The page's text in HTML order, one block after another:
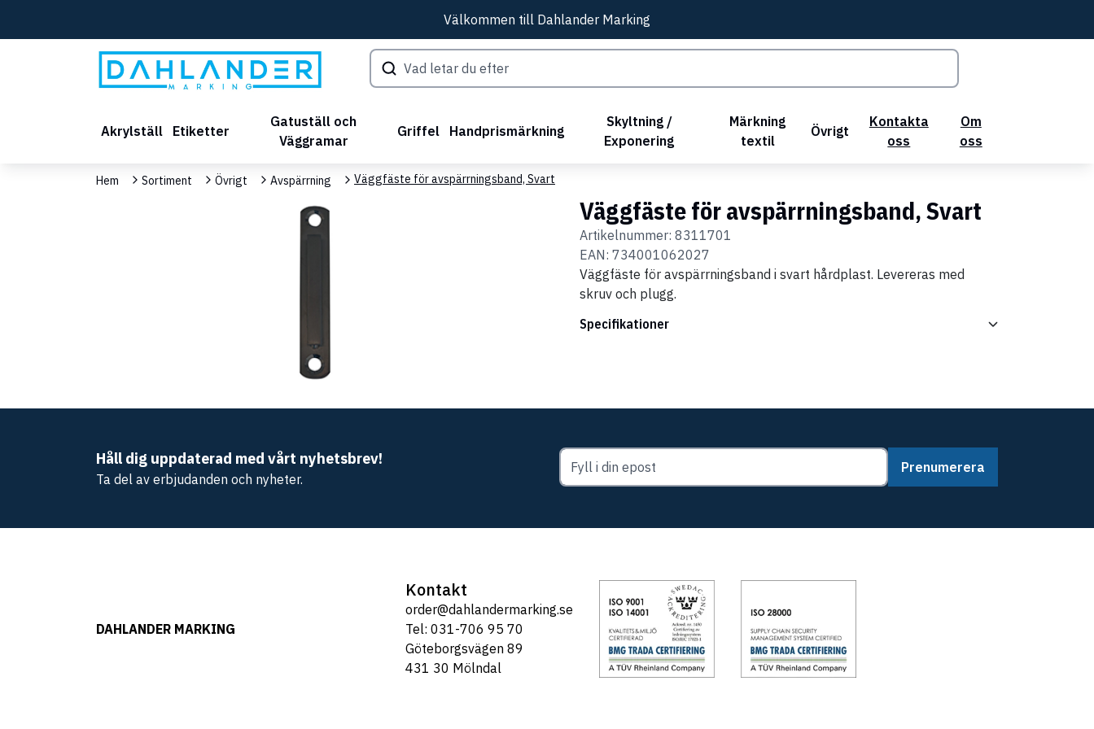
Välkommen till Dahlander Marking
Akrylställ Etiketter
Gatuställ och
Väggramar
Griffel Handprismärkning
Skyltning /
Exponering
Märkning
textil
Övrigt
Kontakta
oss
Om
oss
Hem Sortiment Övrigt Avspärrning Väggfäste för avspärrningsband, Svart
Väggfäste för avspärrningsband, Svart
Artikelnummer: 8311701
EAN: 734001062027
Väggfäste för avspärrningsband i svart hårdplast. Levereras med
skruv och plugg.
Specifikationer
Håll dig uppdaterad med vårt nyhetsbrev!
Ta del av erbjudanden och nyheter.
Prenumerera
DAHLANDER MARKING
Kontakt
order@dahlandermarking.se
Tel: 031-706 95 70
Göteborgsvägen 89
431 30 Mölndal